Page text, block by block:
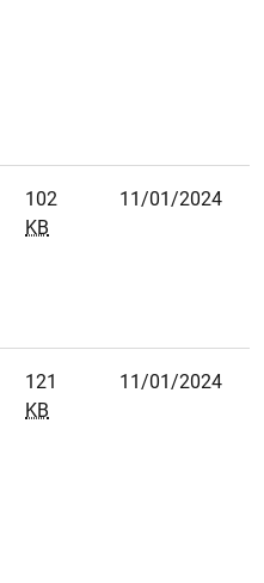
102
KB
11/01/2024
121
KB
11/01/2024